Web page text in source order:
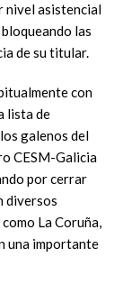
nivel asistencial
las
de su titular.
con
lista de
galenos del
CESM-Galicia
por cerrar
diversos
La Coruña,
una importante